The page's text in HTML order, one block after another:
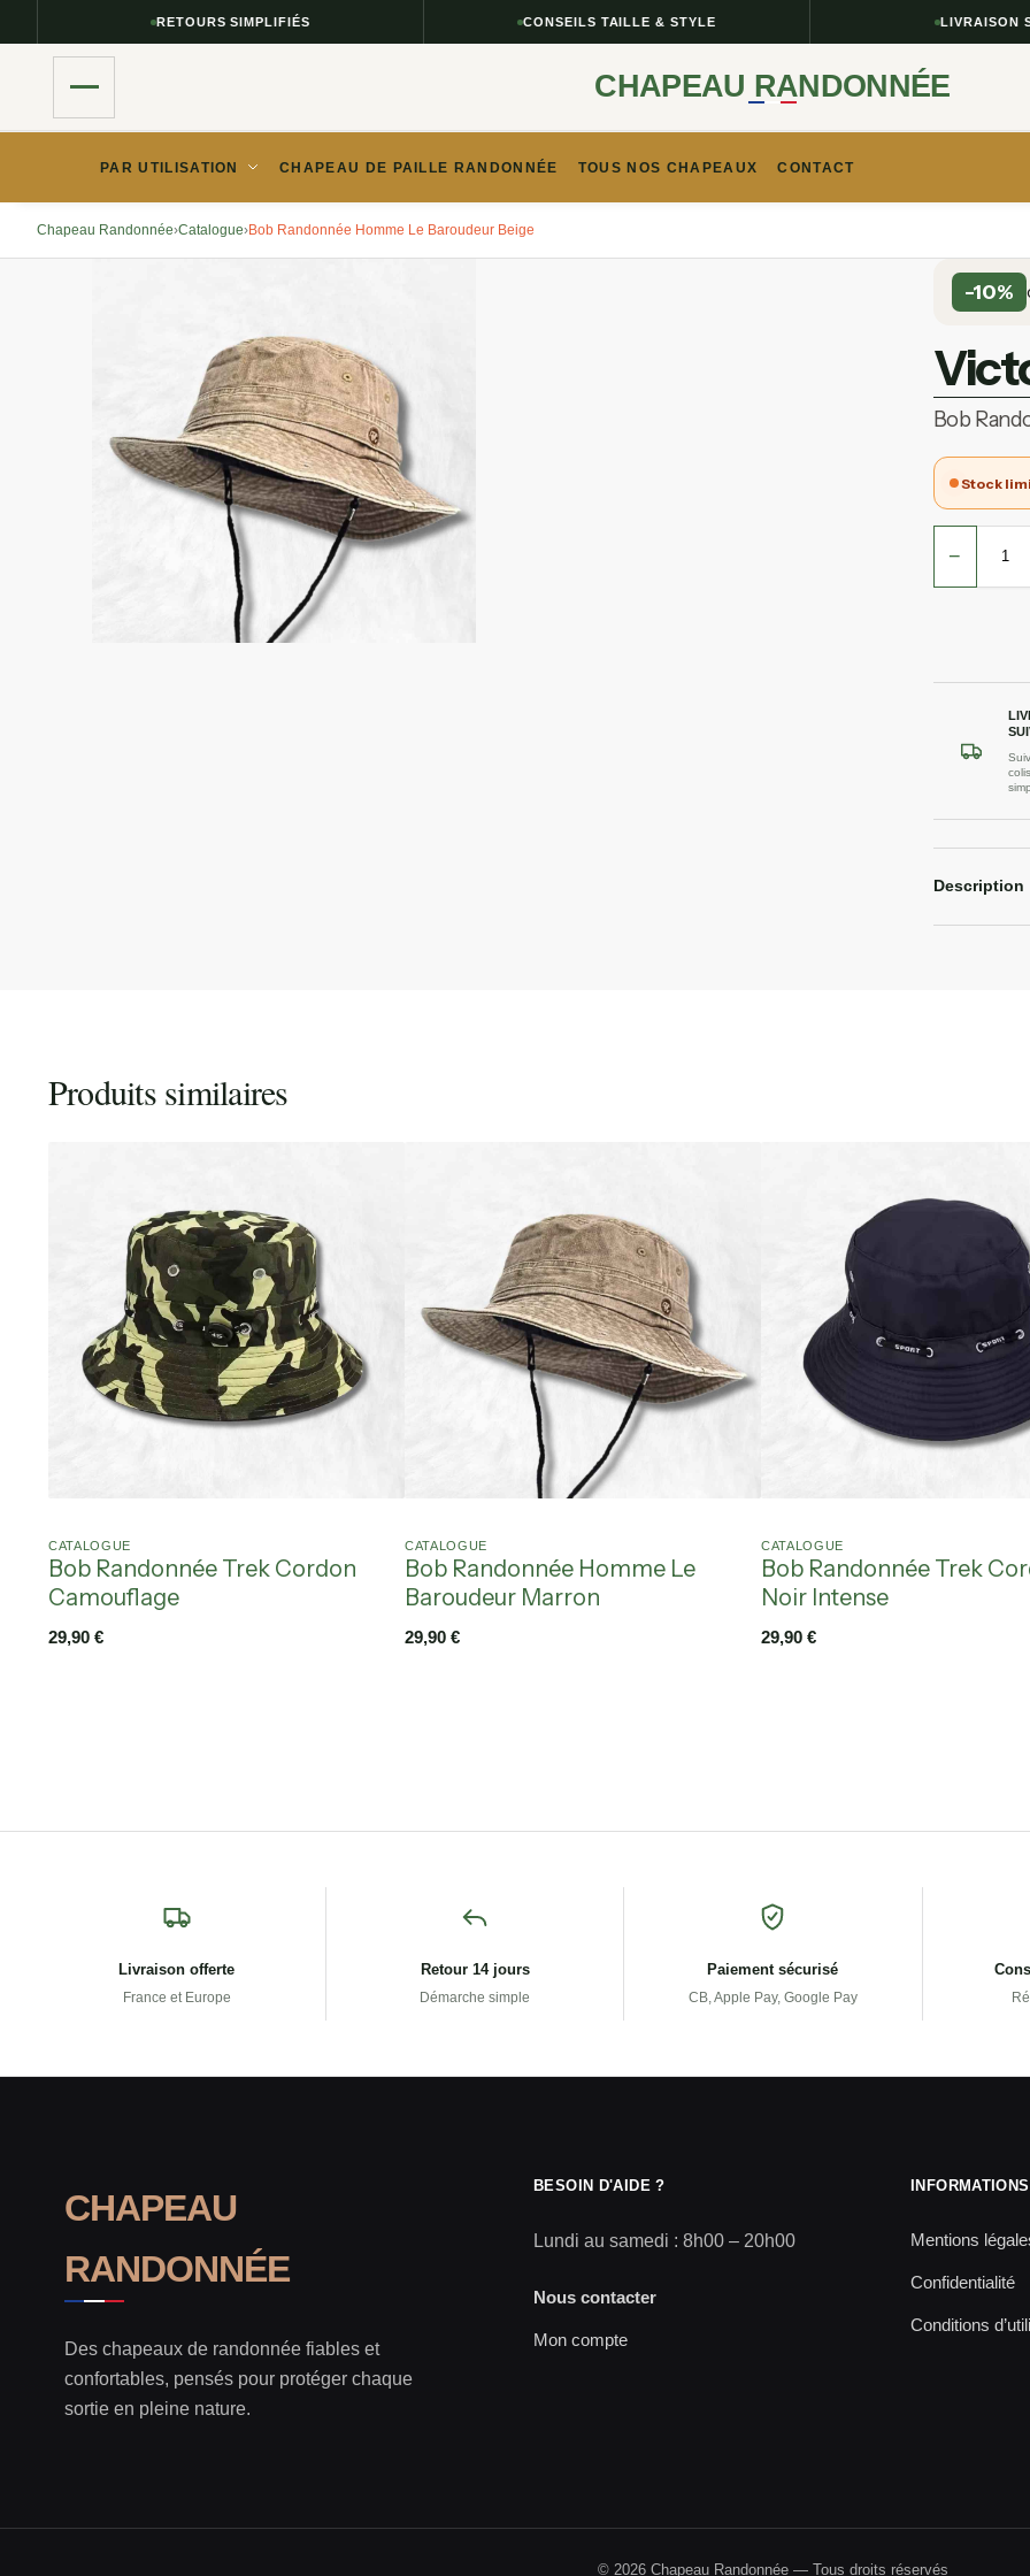
RETOURS SIMPLIFIÉS CONSEILS TAILLE & STYLE LIVRAISON
CHAPEAU RANDONNÉE
PAR UTILISATION CHAPEAU DE PAILLE RANDONNÉE​ TOUS NOS CHAPEAUX CONTACT
Chapeau Randonnée›Catalogue›Bob Randonnée Homme Le Baroudeur Beige
-10%
Bob
Stock
−
colis
Description
Produits similaires
CATALOGUE
Bob Randonnée Trek Cordon
Camouflage
29,90 €
CATALOGUE
Bob Randonnée Homme Le
Baroudeur Marron
29,90 €
CATALOGUE
Bob Randonnée Trek
Noir Intense
29,90 €
Livraison offerte
France et Europe
Retour 14 jours
Démarche simple
Paiement sécurisé
CB, Apple Pay, Google Pay
CHAPEAU
RANDONNÉE
Des chapeaux de randonnée fiables et
confortables, pensés pour protéger chaque
sortie en pleine nature.
BESOIN D'AIDE ?
Lundi au samedi : 8h00 – 20h00
Nous contacter
Mon compte
Mentions
Confidentialité
Conditions
© 2026 Chapeau Randonnée — Tous droits réservés